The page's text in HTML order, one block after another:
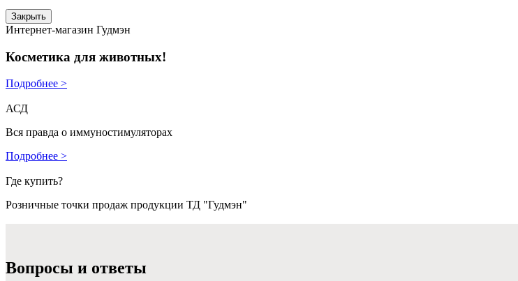
Закрыть
Интернет-магазин Гудмэн
Косметика для животных!
Подробнее >
АСД
Вся правда о иммуностимуляторах
Подробнее >
Где купить?
Розничные точки продаж продукции ТД "Гудмэн"
Вопросы и ответы